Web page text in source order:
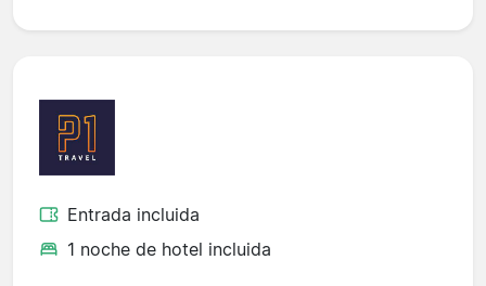
Entrada incluida
1 noche de hotel incluida